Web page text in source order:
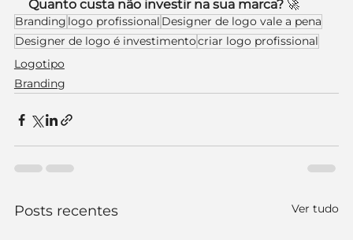
Quanto custa não investir na sua marca? 🚀
Branding logo profissional Designer de logo vale a pena
Designer de logo é investimentocriar logo profissional
Logotipo
Branding
Posts recentes Ver tudo